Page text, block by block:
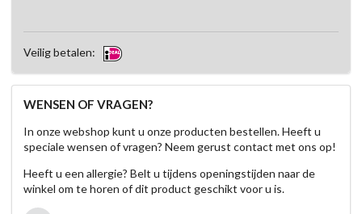
Veilig betalen:
WENSEN OF VRAGEN?
In onze webshop kunt u onze producten bestellen. Heeft u
speciale wensen of vragen? Neem gerust contact met ons op!
Heeft u een allergie? Belt u tijdens openingstijden naar de
winkel om te horen of dit product geschikt voor u is.